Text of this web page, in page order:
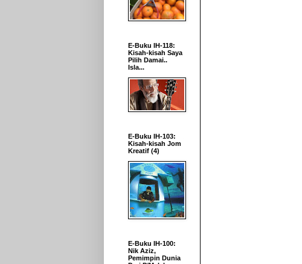
E-Buku IH-118:
Kisah-kisah Saya
Pilih Damai..
Isla...
E-Buku IH-103:
Kisah-kisah Jom
Kreatif (4)
E-Buku IH-100:
Nik Aziz,
Pemimpin Dunia